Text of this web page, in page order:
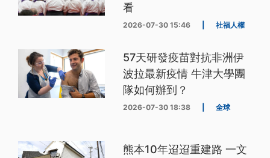
看
2026-07-30 15:46 社福人權
57天研發疫苗對抗非洲伊
波拉最新疫情 牛津大學團
隊如何辦到？
2026-07-30 18:38 全球
熊本10年迢迢重建路 一文